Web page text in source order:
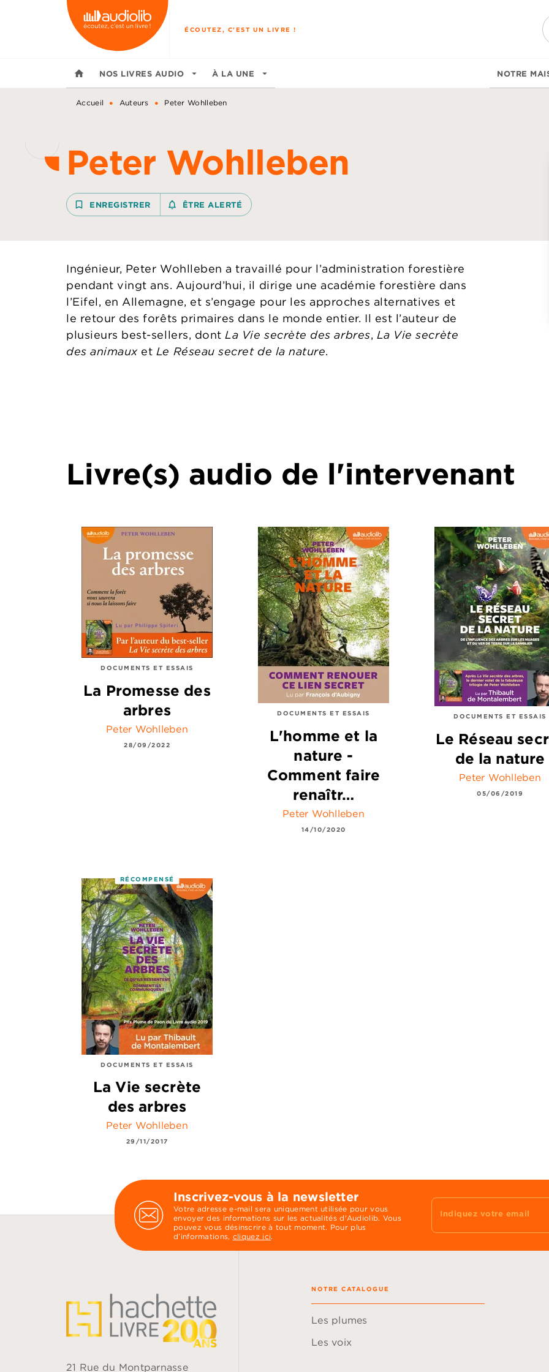
MENU RECHERCHE
ÉCOUTEZ, C'EST UN LIVRE !
home NOS LIVRES AUDIO arrow_drop_down À LA UNE arrow_drop_down NOTRE
Accueil • Auteurs • Peter Wohlleben
Peter Wohlleben
bookmark_border ENREGISTRER notifications_none_outlined
ÊTRE ALERTÉ
Ingénieur, Peter Wohlleben a travaillé pour l’administration forestière
pendant vingt ans. Aujourd’hui, il dirige une académie forestière dans
l’Eifel, en Allemagne, et s’engage pour les approches alternatives et
le retour des forêts primaires dans le monde entier. Il est l’auteur de
plusieurs best-sellers, dontLa Vie secrète des arbres, La Vie secrète
des animauxet Le Réseau secret de la nature.
Livre(s) audio de l'intervenant
DOCUMENTS ET ESSAIS
La Promesse des
arbres
Peter Wohlleben
28/09/2022
DOCUMENTS ET ESSAIS
L'homme et la
nature -
Comment faire
renaîtr…
Peter Wohlleben
14/10/2020
DOCUMENTS ET ESSAIS
Le Réseau
de la nature
Peter Wohlleben
05/06/2019
RÉCOMPENSÉ
DOCUMENTS ET ESSAIS
La Vie secrète
des arbres
Peter Wohlleben
29/11/2017
Inscrivez-vous à la newsletter
Votre adresse e-mail sera uniquement utilisée pour vous
envoyer des informations sur les actualités d'Audiolib. Vous
pouvez vous désinscrire à tout moment. Pour plus
d’informations, cliquez ici.
Indiquez votre email
21 Rue du Montparnasse
NOTRE CATALOGUE
Les plumes
Les voix